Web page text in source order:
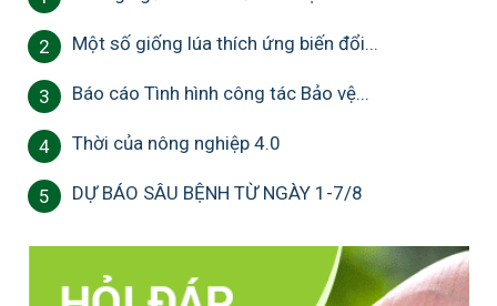
2 Một số giống lúa thích ứng biến đổi...
3 Báo cáo Tình hình công tác Bảo vệ...
4 Thời của nông nghiệp 4.0
5 DỰ BÁO SÂU BỆNH TỪ NGÀY 1-7/8